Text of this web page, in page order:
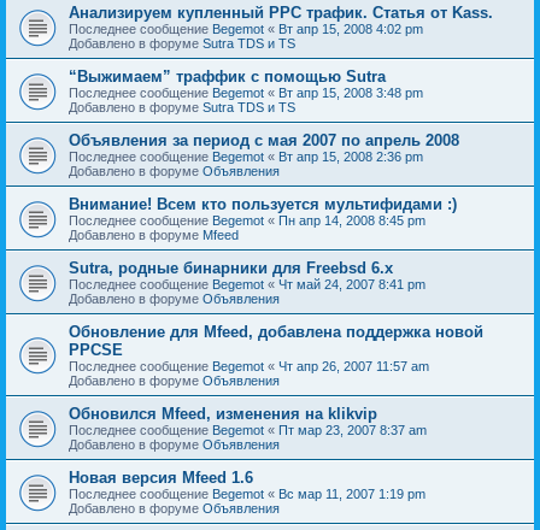
Анализируем купленный PPC трафик. Статья от Kass.
Последнее сообщение Begemot « Вт апр 15, 2008 4:02 pm
Добавлено в форуме Sutra TDS и TS
“Выжимаем” траффик с помощью Sutra
Последнее сообщение Begemot « Вт апр 15, 2008 3:48 pm
Добавлено в форуме Sutra TDS и TS
Объявления за период с мая 2007 по апрель 2008
Последнее сообщение Begemot « Вт апр 15, 2008 2:36 pm
Добавлено в форуме Объявления
Внимание! Всем кто пользуется мультифидами :)
Последнее сообщение Begemot « Пн апр 14, 2008 8:45 pm
Добавлено в форуме Mfeed
Sutra, родные бинарники для Freebsd 6.x
Последнее сообщение Begemot « Чт май 24, 2007 8:41 pm
Добавлено в форуме Объявления
Обновление для Mfeed, добавлена поддержка новой
PPCSE
Последнее сообщение Begemot « Чт апр 26, 2007 11:57 am
Добавлено в форуме Объявления
Обновился Mfeed, изменения на klikvip
Последнее сообщение Begemot « Пт мар 23, 2007 8:37 am
Добавлено в форуме Объявления
Новая версия Mfeed 1.6
Последнее сообщение Begemot « Вс мар 11, 2007 1:19 pm
Добавлено в форуме Объявления